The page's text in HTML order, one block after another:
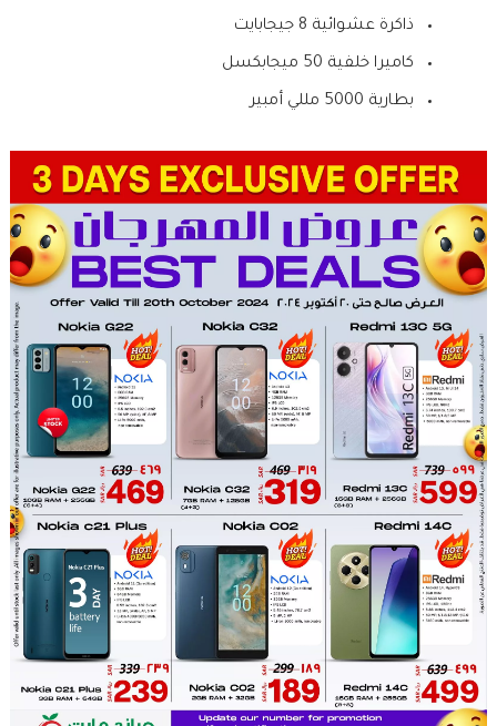
ذاكرة عشوائية 8 جيجابايت
كاميرا خلفية 50 ميجابكسل
بطارية 5000 مللي أمبير